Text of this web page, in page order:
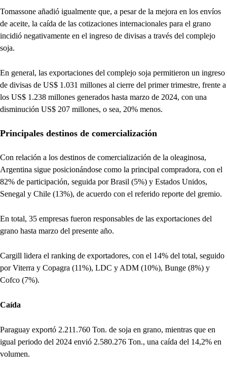
Tomassone añadió igualmente que, a pesar de la mejora en los envíos
de aceite, la caída de las cotizaciones internacionales para el grano
incidió negativamente en el ingreso de divisas a través del complejo
soja.
En general, las exportaciones del complejo soja permitieron un ingreso
de divisas de US$ 1.031 millones al cierre del primer trimestre, frente a
los US$ 1.238 millones generados hasta marzo de 2024, con una
disminución US$ 207 millones, o sea, 20% menos.
Principales destinos de comercialización
Con relación a los destinos de comercialización de la oleaginosa,
Argentina sigue posicionándose como la principal compradora, con el
82% de participación, seguida por Brasil (5%) y Estados Unidos,
Senegal y Chile (13%), de acuerdo con el referido reporte del gremio.
En total, 35 empresas fueron responsables de las exportaciones del
grano hasta marzo del presente año.
Cargill lidera el ranking de exportadores, con el 14% del total, seguido
por Viterra y Copagra (11%), LDC y ADM (10%), Bunge (8%) y
Cofco (7%).
Caída
Paraguay exportó 2.211.760 Ton. de soja en grano, mientras que en
igual periodo del 2024 envió 2.580.276 Ton., una caída del 14,2% en
volumen.